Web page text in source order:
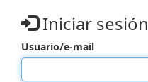
Iniciar sesión
Usuario/e-mail